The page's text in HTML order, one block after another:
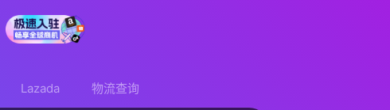
Lazada 物流查询